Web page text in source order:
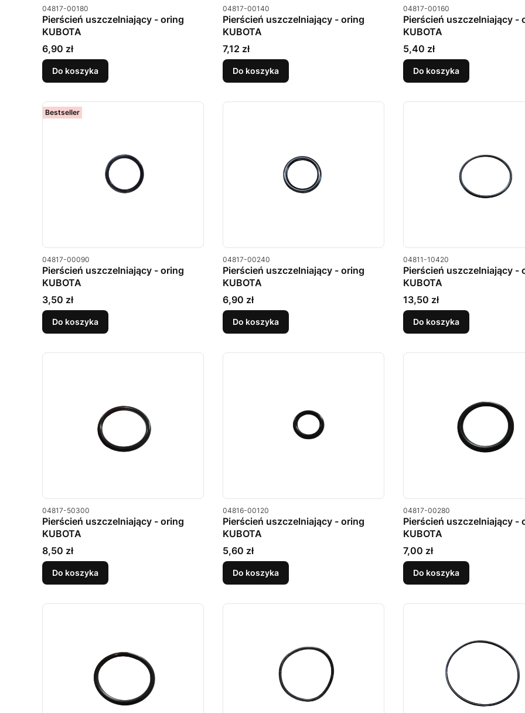
Kod produktu
04817-00180
Pierścień uszczelniający - oring
KUBOTA
Cena
6,90 zł
Do koszyka
Kod produktu
04817-00140
Pierścień uszczelniający - oring
KUBOTA
Cena
7,12 zł
Do koszyka
Kod produktu
04817-00160
Pierścień uszczelniający -
KUBOTA
Cena
5,40 zł
Do koszyka
Bestseller
Kod produktu
04817-00090
Pierścień uszczelniający - oring
KUBOTA
Cena
3,50 zł
Do koszyka
Kod produktu
04817-00240
Pierścień uszczelniający - oring
KUBOTA
Cena
6,90 zł
Do koszyka
Kod produktu
04811-10420
Pierścień uszczelniający -
KUBOTA
Cena
13,50 zł
Do koszyka
Kod produktu
04817-50300
Pierścień uszczelniający - oring
KUBOTA
Cena
8,50 zł
Do koszyka
Kod produktu
04816-00120
Pierścień uszczelniający - oring
KUBOTA
Cena
5,60 zł
Do koszyka
Kod produktu
04817-00280
Pierścień uszczelniający -
KUBOTA
Cena
7,00 zł
Do koszyka